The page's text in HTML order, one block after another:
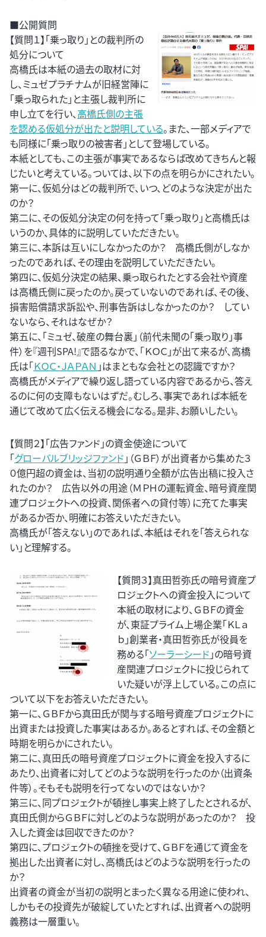
■公開質問
【質問１】「乗っ取り」との裁判所の
処分について
高橋氏は本紙の過去の取材に対
し、ミュゼプラチナムが旧経営陣に
「乗っ取られた」と主張し裁判所に
申し立てを行い、高橋氏側の主張
を認める仮処分が出たと説明している。また、一部メディアで
も同様に「乗っ取りの被害者」として登場している。
本紙としても、この主張が事実であるならば改めてきちんと報
じたいと考えている。ついては、以下の点を明らかにされたい。
第一に、仮処分はどの裁判所で、いつ、どのような決定が出た
のか？
第二に、その仮処分決定の何を持って「乗っ取り」と高橋氏は
いうのか、具体的に説明していただきたい。
第三に、本訴は互いにしなかったのか？ 高橋氏側がしなか
ったのであれば、その理由を説明していただきたい。
第四に、仮処分決定の結果、乗っ取られたとする会社や資産
は高橋氏側に戻ったのか。戻っていないのであれば、その後、
損害賠償請求訴訟や、刑事告訴はしなかったのか？ してい
ないなら、それはなぜか？
第五に、「ミュゼ、破産の舞台裏」（前代未聞の「乗っ取り」事
件）を『週刊SPA!』で語るなかで、「ＫＯＣ」が出て来るが、高橋
氏は「ＫＯＣ・ＪＡＰＡＮ 」はまともな会社との認識ですか？
高橋氏がメディアで繰り返し語っている内容であるから、答え
るのに何の支障もないはずだ。むしろ、事実であれば本紙を
通じて改めて広く伝える機会になる。是非、お願いしたい。
【質問２】「広告ファンド」の資金使途について
「グローバルブリッジファンド 」（ＧＢＦ）が出資者から集めた３
０億円超の資金は、当初の説明通り全額が広告出稿に投入さ
れたのか？ 広告以外の用途（ＭＰＨの運転資金、暗号資産関
連プロジェクトへの投資、関係者への貸付等）に充てた事実
があるか否か、明確にお答えいただきたい。
高橋氏が「答えない」のであれば、本紙はそれを「答えられな
い」と理解する。
【質問３】真田哲弥氏の暗号資産プ
ロジェクトへの資金投入について
本紙の取材により、ＧＢＦの資金
が、東証プライム上場企業「ＫＬａ
ｂ」創業者・真田哲弥氏が役員を
務める「ソーラーシード 」の暗号資
産関連プロジェクトに投じられて
いた疑いが浮上している。この点に
ついて以下をお答えいただきたい。
第一に、ＧＢＦから真田氏が関与する暗号資産プロジェクトに
出資または投資した事実はあるか。あるとすれば、その金額と
時期を明らかにされたい。
第二に、真田氏の暗号資産プロジェクトに資金を投入するに
あたり、出資者に対してどのような説明を行ったのか（出資条
件等）。そもそも説明を行ってないのではないか？
第三に、同プロジェクトが頓挫し事実上終了したとされるが、
真田氏側からＧＢＦに対しどのような説明があったのか？ 投
入した資金は回収できたのか？
第四に、プロジェクトの頓挫を受けて、ＧＢＦを通じて資金を
拠出した出資者に対し、高橋氏はどのような説明を行ったの
か？
出資者の資金が当初の説明とまったく異なる用途に使われ、
しかもその投資先が破綻していたとすれば、出資者への説明
義務は一層重い。